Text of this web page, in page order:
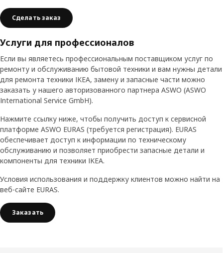
Сделать заказ
Услуги для профессионалов
Если вы являетесь профессиональным поставщиком услуг по
ремонту и обслуживанию бытовой техники и вам нужны детали
для ремонта техники IKEA, замену и запасные части можно
заказать у нашего авторизованного партнера ASWO (ASWO
International Service GmbH).
Нажмите ссылку ниже, чтобы получить доступ к сервисной
платформе ASWO EURAS (требуется регистрация). EURAS
обеспечивает доступ к информации по техническому
обслуживанию и позволяет приобрести запасные детали и
компоненты для техники IKEA.
Условия использования и поддержку клиентов можно найти на
веб-сайте EURAS.
Заказать